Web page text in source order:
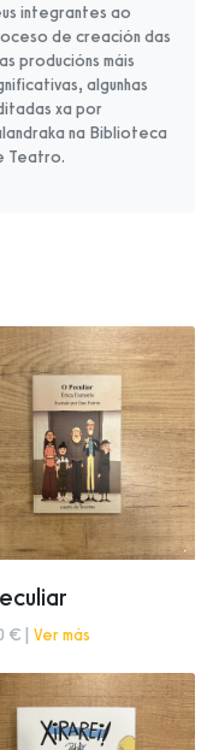
integrantes ao
de creación das
producións máis
algunhas
xa por
na Biblioteca
Teatro.
€ | Ver más